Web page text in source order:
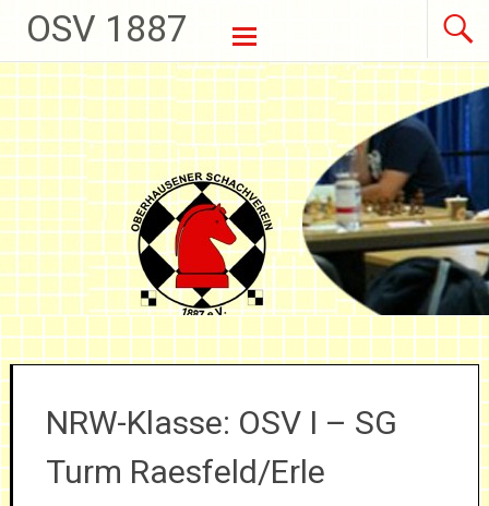
OSV 1887
Weiter zum Inhalt
NRW-Klasse: OSV I – SG
Turm Raesfeld/Erle